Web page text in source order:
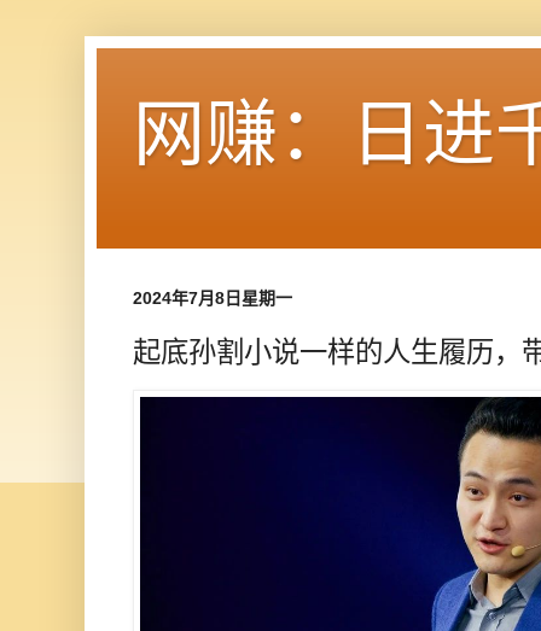
网赚：日进
2024年7月8日星期一
起底孙割小说一样的人生履历，